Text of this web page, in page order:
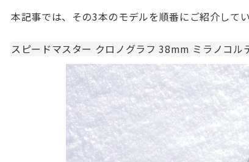
本記事では、その3本のモデルを順番にご紹介して
スピードマスター クロノグラフ 38mm ミラノコ